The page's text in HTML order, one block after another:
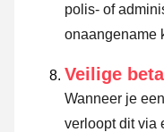
polis- of
onaangename
Veilige
Wanneer je
verloopt dit via